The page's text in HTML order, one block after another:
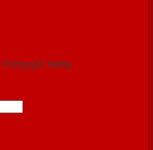
trong giỏ hàng.